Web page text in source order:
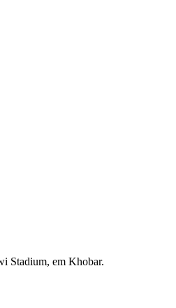
Stadium, em Khobar.